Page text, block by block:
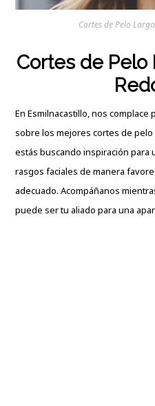
Cortes de Pelo
Cortes de Pelo
EnEsmilnacastillo, nos complace
sobre los mejores cortes de pelo
estás buscando inspiración para
rasgos faciales de manera
adecuado. Acompáñanos
puede ser tu aliado para una